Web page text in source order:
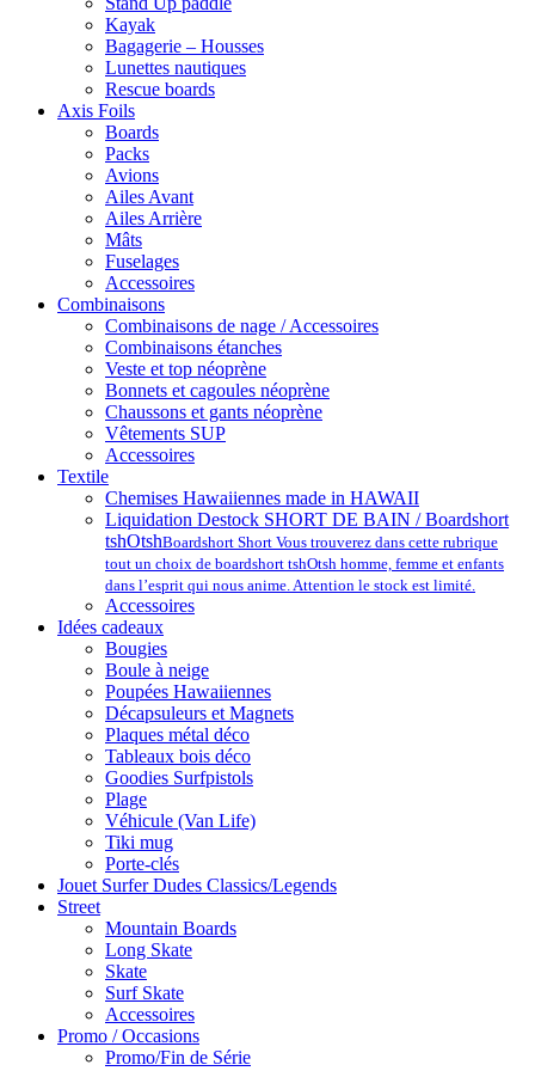
Kayak
Bagagerie – Housses
Lunettes nautiques
Rescue boards
Axis Foils
Boards
Packs
Avions
Ailes Avant
Ailes Arrière
Mâts
Fuselages
Accessoires
Combinaisons
Combinaisons de nage / Accessoires
Combinaisons étanches
Veste et top néoprène
Bonnets et cagoules néoprène
Chaussons et gants néoprène
Vêtements SUP
Accessoires
Textile
Chemises Hawaiiennes made in HAWAII
Liquidation Destock SHORT DE BAIN / Boardshort
tshOtshBoardshort Short Vous trouverez dans cette rubrique
tout un choix de boardshort tshOtsh homme, femme et enfants
dans l’esprit qui nous anime. Attention le stock est limité.
Accessoires
Idées cadeaux
Bougies
Boule à neige
Poupées Hawaiiennes
Décapsuleurs et Magnets
Plaques métal déco
Tableaux bois déco
Goodies Surfpistols
Plage
Véhicule (Van Life)
Tiki mug
Porte-clés
Jouet Surfer Dudes Classics/Legends
Street
Mountain Boards
Long Skate
Skate
Surf Skate
Accessoires
Promo / Occasions
Promo/Fin de Série